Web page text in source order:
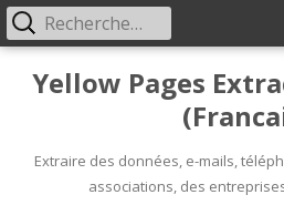
SkipYellow Pages
Extraire des données, e-mails,
associations, des
Primary
Menu
Rechercher :